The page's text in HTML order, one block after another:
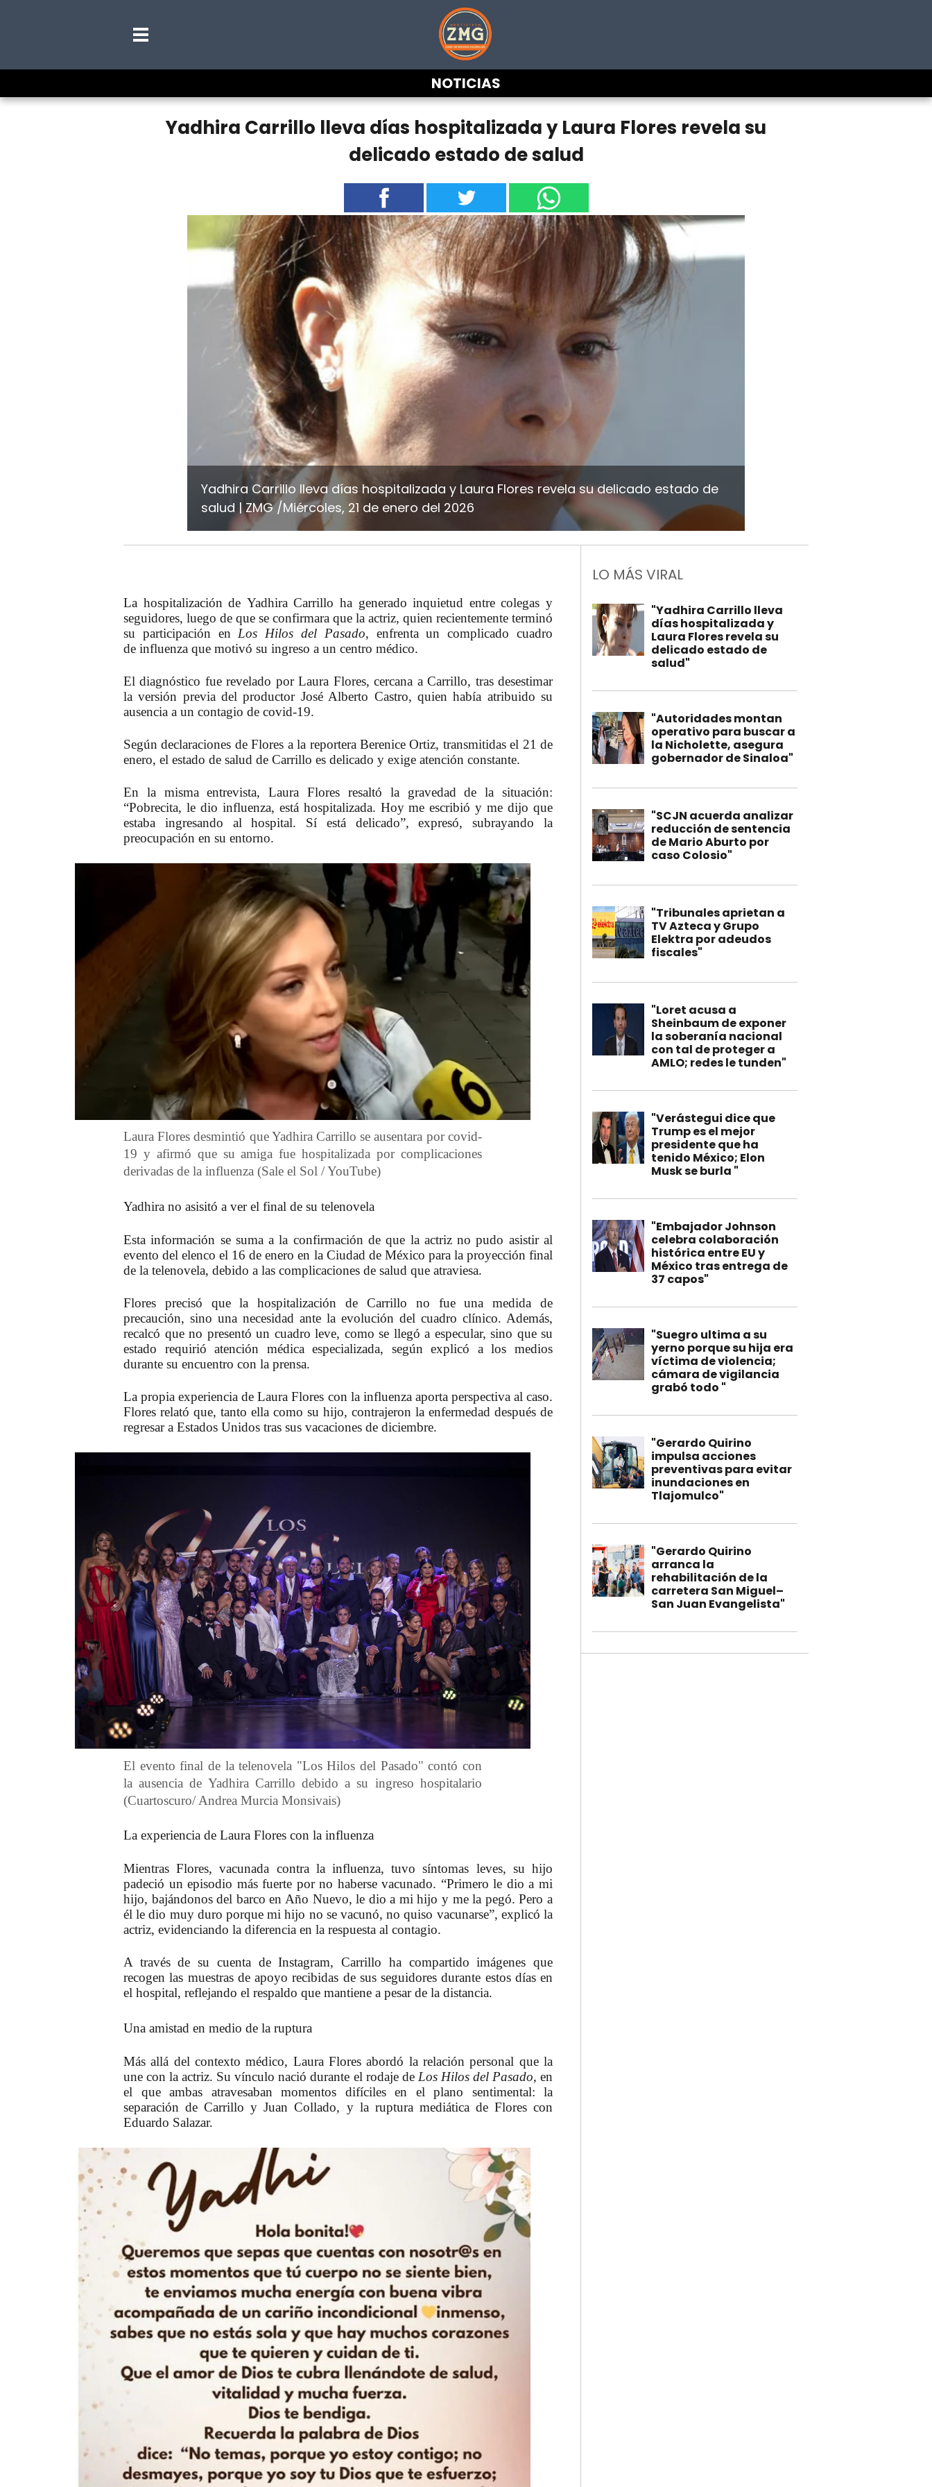
NOTICIAS
Yadhira Carrillo lleva días hospitalizada y Laura Flores revela su
delicado estado de salud
Yadhira Carrillo lleva días hospitalizada y Laura Flores revela su delicado estado de
salud
ZMG /Miércoles, 21 de enero del 2026
La hospitalización de Yadhira Carrillo ha generado inquietud entre colegas y
seguidores, luego de que se confirmara que la actriz, quien recientemente terminó
su participación en Los Hilos del Pasado, enfrenta un complicado cuadro
de influenza que motivó su ingreso a un centro médico.
El diagnóstico fue revelado por Laura Flores, cercana a Carrillo, tras desestimar
la versión previa del productor José Alberto Castro, quien había atribuido su
ausencia a un contagio de covid-19.
Según declaraciones de Flores a la reportera Berenice Ortiz, transmitidas el 21 de
enero, el estado de salud de Carrillo es delicado y exige atención constante.
En la misma entrevista, Laura Flores resaltó la gravedad de la situación:
“Pobrecita, le dio influenza, está hospitalizada. Hoy me escribió y me dijo que
estaba ingresando al hospital. Sí está delicado”, expresó, subrayando la
preocupación en su entorno.
Laura Flores desmintió que Yadhira Carrillo se ausentara por covid-
19 y afirmó que su amiga fue hospitalizada por complicaciones
derivadas de la influenza (Sale el Sol / YouTube)
Yadhira no asisitó a ver el final de su telenovela
Esta información se suma a la confirmación de que la actriz no pudo asistir al
evento del elenco el 16 de enero en la Ciudad de México para la proyección final
de la telenovela, debido a las complicaciones de salud que atraviesa.
Flores precisó que la hospitalización de Carrillo no fue una medida de
precaución, sino una necesidad ante la evolución del cuadro clínico. Además,
recalcó que no presentó un cuadro leve, como se llegó a especular, sino que su
estado requirió atención médica especializada, según explicó a los medios
durante su encuentro con la prensa.
La propia experiencia de Laura Flores con la influenza aporta perspectiva al caso.
Flores relató que, tanto ella como su hijo, contrajeron la enfermedad después de
regresar a Estados Unidos tras sus vacaciones de diciembre.
El evento final de la telenovela "Los Hilos del Pasado" contó con
la ausencia de Yadhira Carrillo debido a su ingreso hospitalario
(Cuartoscuro/ Andrea Murcia Monsivais)
La experiencia de Laura Flores con la influenza
Mientras Flores, vacunada contra la influenza, tuvo síntomas leves, su hijo
padeció un episodio más fuerte por no haberse vacunado. “Primero le dio a mi
hijo, bajándonos del barco en Año Nuevo, le dio a mi hijo y me la pegó. Pero a
él le dio muy duro porque mi hijo no se vacunó, no quiso vacunarse”, explicó la
actriz, evidenciando la diferencia en la respuesta al contagio.
A través de su cuenta de Instagram, Carrillo ha compartido imágenes que
recogen las muestras de apoyo recibidas de sus seguidores durante estos días en
el hospital, reflejando el respaldo que mantiene a pesar de la distancia.
Una amistad en medio de la ruptura
Más allá del contexto médico, Laura Flores abordó la relación personal que la
une con la actriz. Su vínculo nació durante el rodaje de Los Hilos del Pasado, en
el que ambas atravesaban momentos difíciles en el plano sentimental: la
separación de Carrillo y Juan Collado, y la ruptura mediática de Flores con
Eduardo Salazar.
LO MÁS VIRAL
"Yadhira Carrillo lleva
días hospitalizada y
Laura Flores revela su
delicado estado de
salud"
"Autoridades montan
operativo para buscar a
la Nicholette, asegura
gobernador de Sinaloa"
"SCJN acuerda analizar
reducción de sentencia
de Mario Aburto por
caso Colosio"
"Tribunales aprietan a
TV Azteca y Grupo
Elektra por adeudos
fiscales"
"Loret acusa a
Sheinbaum de exponer
la soberanía nacional
con tal de proteger a
AMLO; redes le tunden"
"Verástegui dice que
Trump es el mejor
presidente que ha
tenido México; Elon
Musk se burla "
"Embajador Johnson
celebra colaboración
histórica entre EU y
México tras entrega de
37 capos"
"Suegro ultima a su
yerno porque su hija era
víctima de violencia;
cámara de vigilancia
grabó todo "
"Gerardo Quirino
impulsa acciones
preventivas para evitar
inundaciones en
Tlajomulco"
"Gerardo Quirino
arranca la
rehabilitación de la
carretera San Miguel–
San Juan Evangelista"